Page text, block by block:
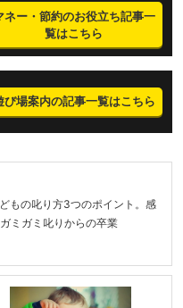
ネー・節約のお役立ち記事一
覧はこちら
び場案内の記事一覧はこちら
もの叱り方3つのポイント。感
ミガミ叱りからの卒業